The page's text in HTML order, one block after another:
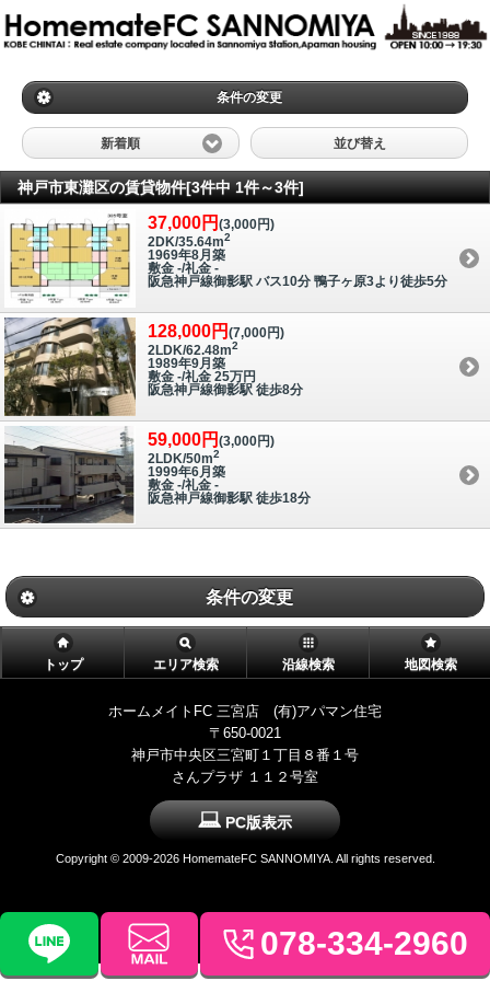
条件の変更
新着順 並び替え
神戸市東灘区の賃貸物件[3件中 1件～3件]
37,000円 (3,000円)
2DK/35.64m2
1969年8月築
敷金 -/礼金 -
阪急神戸線御影駅 バス10分 鴨子ヶ原3より徒歩5分
128,000円 (7,000円)
2LDK/62.48m2
1989年9月築
敷金 -/礼金 25万円
阪急神戸線御影駅 徒歩8分
59,000円 (3,000円)
2LDK/50m2
1999年6月築
敷金 -/礼金 -
阪急神戸線御影駅 徒歩18分
条件の変更
トップ エリア検索 沿線検索 地図検索
ホームメイトFC 三宮店 (有)アパマン住宅
〒650-0021
神戸市中央区三宮町１丁目８番１号
さんプラザ １１２号室
078-334-2960
PC版表示
Copyright © 2009-2026 HomemateFC SANNOMIYA. All rights reserved.